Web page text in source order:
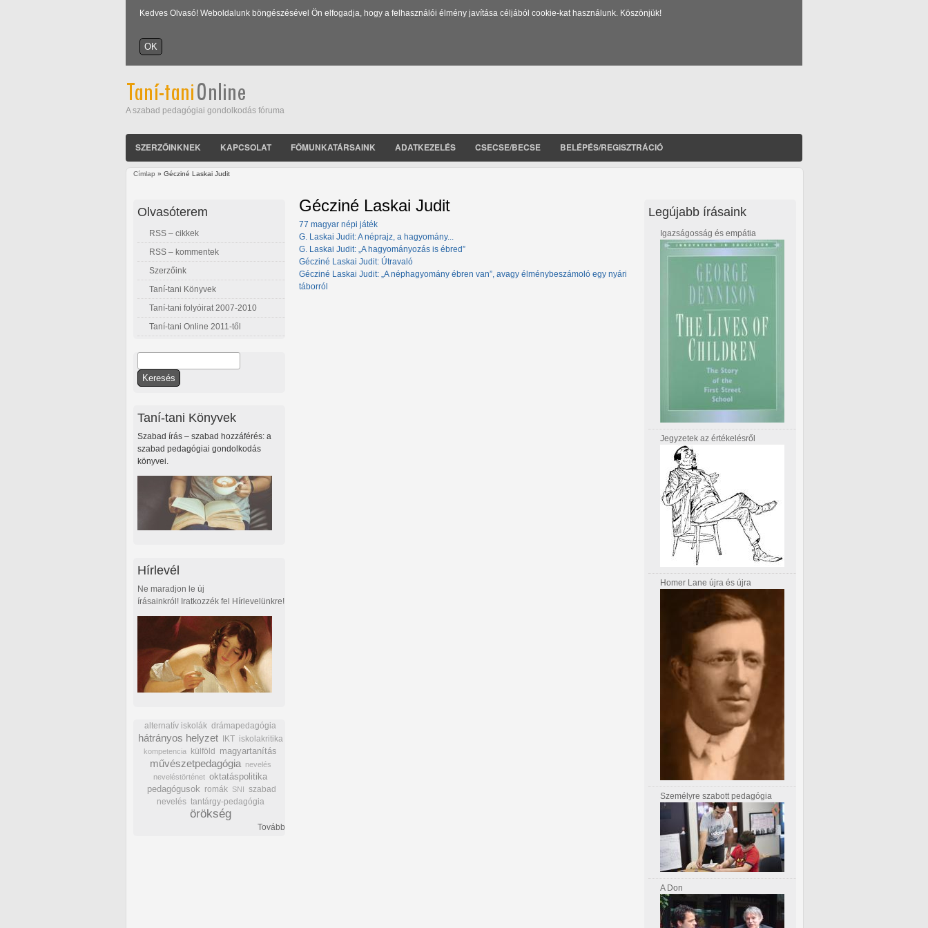
Kedves Olvasó! Weboldalunk böngészésével Ön elfogadja, hogy a felhasználói élmény javítása céljából cookie-kat használunk. Köszönjük!
A szabad pedagógiai gondolkodás fóruma
SZERZŐINKNEK KAPCSOLAT FŐMUNKATÁRSAINK ADATKEZELÉS CSECSE/BECSE BELÉPÉS/REGISZTRÁCIÓ
Címlap » Gécziné Laskai Judit
Gécziné Laskai Judit
77 magyar népi játék
G. Laskai Judit: A néprajz, a hagyomány...
G. Laskai Judit: „A hagyományozás is ébred”
Gécziné Laskai Judit: Útravaló
Gécziné Laskai Judit: „A néphagyomány ébren van”, avagy élménybeszámoló egy nyári
táborról
Olvasóterem
RSS – cikkek
RSS – kommentek
Szerzőink
Taní-tani Könyvek
Taní-tani folyóirat 2007-2010
Taní-tani Online 2011-től
Keresés űrlap
Taní-tani Könyvek
Szabad írás – szabad hozzáférés: a
szabad pedagógiai gondolkodás
könyvei.
Hírlevél
Ne maradjon le új
írásainkról! Iratkozzék fel Hírlevelünkre!
alternatív iskolák drámapedagógia
hátrányos helyzet IKT iskolakritika
kompetencia külföld magyartanítás
művészetpedagógia
nevelés
neveléstörténet oktatáspolitika
pedagógusok romák SNI szabad
nevelés tantárgy-pedagógia
örökség
Tovább
Legújabb írásaink
Igazságosság és empátia
Jegyzetek az értékelésről
Homer Lane újra és újra
Személyre szabott pedagógia
A Don